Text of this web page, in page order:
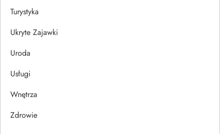
Turystyka
Ukryte Zajawki
Uroda
Usługi
Wnętrza
Zdrowie